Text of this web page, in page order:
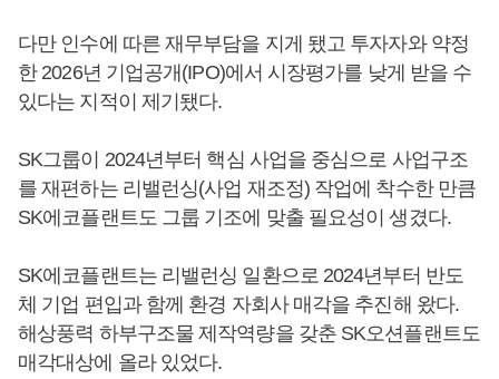
다만 인수에 따른 재무부담을 지게 됐고 투자자와 약정
한 2026년 기업공개(IPO)에서 시장평가를 낮게 받을 수
있다는 지적이 제기됐다.
SK그룹이 2024년부터 핵심 사업을 중심으로 사업구조
를 재편하는 리밸런싱(사업 재조정) 작업에 착수한 만큼
SK에코플랜트도 그룹 기조에 맞출 필요성이 생겼다.
SK에코플랜트는 리밸런싱 일환으로 2024년부터 반도
체 기업 편입과 함께 환경 자회사 매각을 추진해 왔다.
해상풍력 하부구조물 제작역량을 갖춘 SK오션플랜트도
매각대상에 올라 있었다.